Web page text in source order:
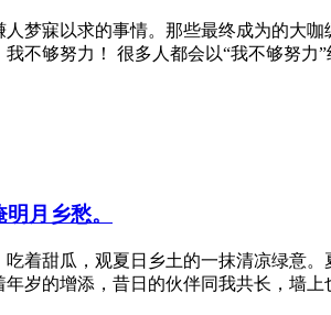
梦寐以求的事情。那些最终成为的大
不够努力！ 很多人都会以“我不够努力”
月乡愁。
着甜瓜，观夏日乡土的一抹清凉绿意
岁的增添，昔日的伙伴同我共长，墙上